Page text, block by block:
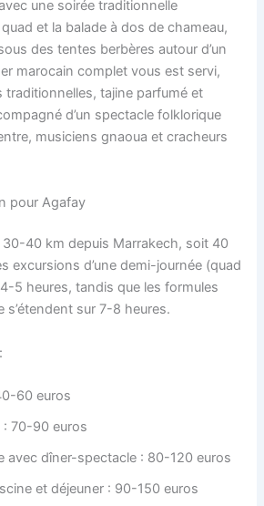
une soirée traditionnelle
et la balade à dos de chameau,
des tentes berbères autour d’un
marocain complet vous est servi,
traditionnelles, tajine parfumé et
d’un spectacle folklorique
musiciens gnaoua et cracheurs
pour Agafay
30-40 km depuis Marrakech, soit 40
excursions d’une demi-journée (quad
5 heures, tandis que les formules
s’étendent sur 7-8 heures.
:
60 euros
: 70-90 euros
avec dîner-spectacle : 80-120 euros
et déjeuner : 90-150 euros